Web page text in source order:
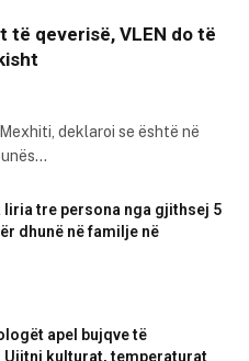
të qeverisë, VLEN do të
deklaroi se është në
liria tre persona nga gjithsej 5
dhunë në familje në
apel bujqve të
Ujitni kulturat, temperaturat